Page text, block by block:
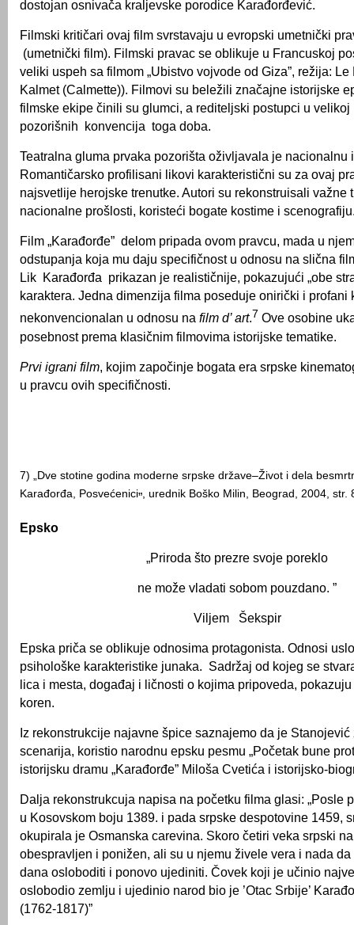
dostojan osnivača kraljevske porodice Karađorđević.
Filmski kritičari ovaj film svrstavaju u evropski umetnički
(umetnički film). Filmski pravac se oblikuje u Francuskoj
veliki uspeh sa filmom „Ubistvo vojvode od Giza”, režija:
Kalmet (Calmette)). Filmovi su beležili značajne istorijske
filmske ekipe činili su glumci, a rediteljski postupci u
pozorišnih konvencija toga doba.
Teatralna gluma prvaka pozorišta oživljavala je nacionalnu
Romantičarsko profilisani likovi karakteristični su za ovaj
najsvetlije herojske trenutke. Autori su rekonstruisali važne
nacionalne prošlosti, koristeći bogate kostime i
Film „Karađorđe” delom pripada ovom pravcu, mada u
odstupanja koja mu daju specifičnost u odnosu na slična
Lik Karađorđa prikazan je realističnije, pokazujući „obe
karaktera. Jedna dimenzija filma poseduje onirički i profani
nekonvencionalan u odnosu na film d’ art.7 Ove osobine
posebnost prema klasičnim filmovima istorijske tematike.
Prvi igrani film, kojim započinje bogata era srpske
u pravcu ovih specifičnosti.
7) „Dve stotine godina moderne srpske države–Život i dela
Karađorđa, Posvećenici” , urednik Boško Milin, Beograd, 2004, str.
Epsko
„Priroda što prezre svoje poreklo
ne može vladati sobom pouzdano. ”
Viljem Šekspir
Epska priča se oblikuje odnosima protagonista. Odnosi
psihološke karakteristike junaka. Sadržaj od kojeg se
lica i mesta, događaj i ličnosti o kojima pripoveda,
koren.
Iz rekonstrukcije najavne špice saznajemo da je
scenarija, koristio narodnu epsku pesmu „Početak bune
istorijsku dramu „Karađorđe” Miloša Cvetića i istorijsko-
Dalja rekonstrukcuja napisa na početku filma glasi: „Posle
u Kosovskom boju 1389. i pada srpske despotovine 1459,
okupirala je Osmanska carevina. Skoro četiri veka srpski
obespravljen i ponižen, ali su u njemu živele vera i nada
dana osloboditi i ponovo ujediniti. Čovek koji je učinio
oslobodio zemlju i ujedinio narod bio je ’Otac Srbije’
(1762-1817)”